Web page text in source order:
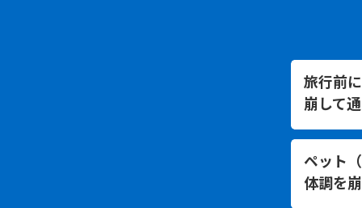
旅行前
崩して
ペット
体調を